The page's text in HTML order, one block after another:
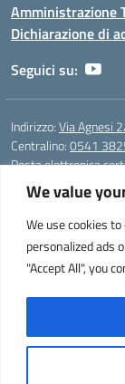
We value
We use cookies
personalized ads
"Accept All", you
Amministrazione
Dichiarazione di
Seguici su:
Indirizzo:Via Agnesi
Centralino:0541
Posta elettronica
Codice fiscale:
Codice
Liceo Scientifico e
- Tel. +39 0541